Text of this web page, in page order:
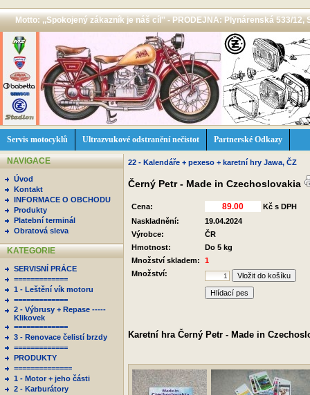
Motto: ,,Spokojený zákazník je náš cíl'' - PRODEJNA: Plynárenská 533/12,
Servis motocyklů Ultrazvukové odstranění nečistot Partnerské Odkazy
NAVIGACE
Úvod
Kontakt
INFORMACE O OBCHODU
Produkty
Platební terminál
Obratová sleva
KATEGORIE
SERVISNÍ PRÁCE
=============
1 - Leštění vík motoru
=============
2 - Výbrusy + Repase -----
Klikovek
=============
3 - Renovace čelistí brzdy
=============
PRODUKTY
==============
1 - Motor + jeho části
2 - Karburátory
22 - Kalendáře + pexeso + karetní hry Jawa, ČZ
Černý Petr - Made in Czechoslovakia
Cena:
Kč s DPH
Naskladnění:
19.04.2024
Výrobce:
ČR
Hmotnost:
Do 5 kg
Množství skladem:
1
Množství:
Hlídací pes
Karetní hra Černý Petr - Made in